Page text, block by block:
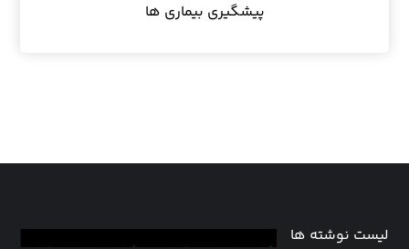
پیشگیری بیماری ها
لیست نوشته ها